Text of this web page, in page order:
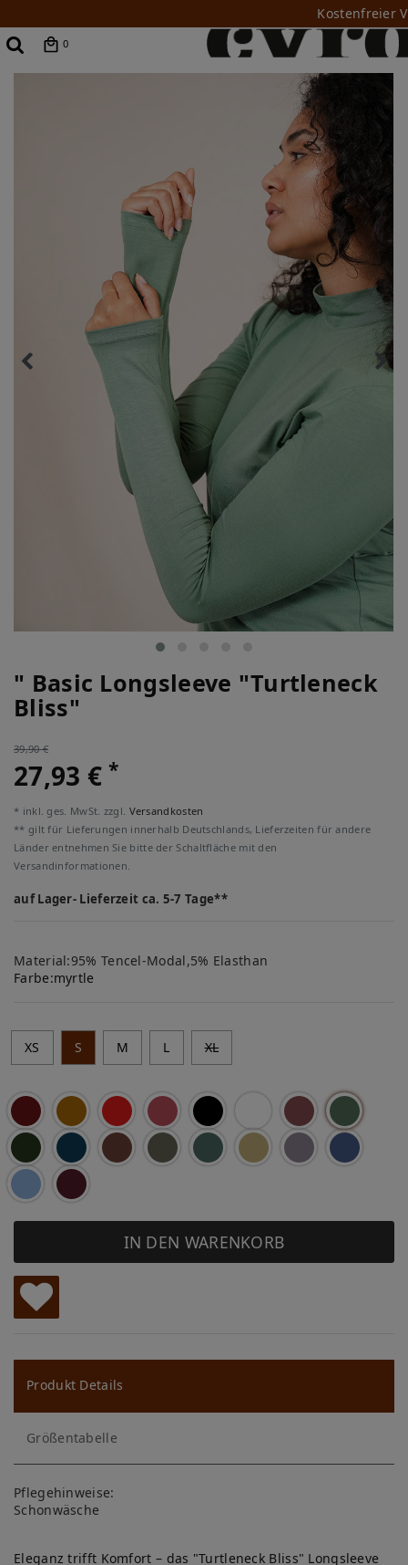
Kostenfreier
0
" Basic Longsleeve "Turtleneck
Bliss"
39,90 €
27,93 €*
* inkl. ges. MwSt. zzgl. Versandkosten
** gilt für Lieferungen innerhalb Deutschlands, Lieferzeiten für andere
Länder entnehmen Sie bitte der Schaltfläche mit den
Versandinformationen.
auf Lager- Lieferzeit ca. 5-7 Tage**
Material:95% Tencel-Modal,5% Elasthan
Farbe:myrtle
XS S M L XL
IN DEN WARENKORB
W
u
ns
ch
lis
te
Produkt Details
Größentabelle
Pflegehinweise:
Schonwäsche
Eleganz trifft Komfort – das "Turtleneck Bliss" Longsleeve